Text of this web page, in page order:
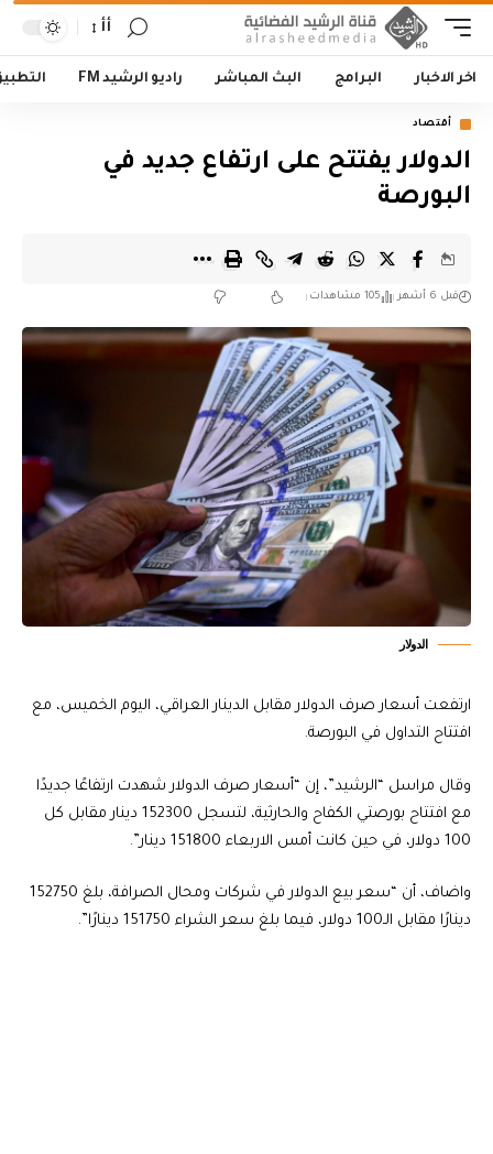
أأ
اخر الاخبار البرامج البث المباشر راديو الرشيد FM
أقتصاد
الدولار يفتتح على ارتفاع جديد في
البورصة
قبل 6 أشهر 105 مشاهدات
الدولار
ارتفعت أسعار صرف الدولار مقابل الدينار العراقي، اليوم الخميس، مع
افتتاح التداول في البورصة.
وقال مراسل “الرشيد”، إن “أسعار صرف الدولار شهدت ارتفاعًا جديدًا
مع افتتاح بورصتي الكفاح والحارثية، لتسجل 152300 دينار مقابل كل
100 دولار، في حين كانت أمس الاربعاء 151800 دينار”.
واضاف، أن “سعر بيع الدولار في شركات ومحال الصرافة، بلغ 152750
دينارًا مقابل الـ100 دولار، فيما بلغ سعر الشراء 151750 دينارًا”.